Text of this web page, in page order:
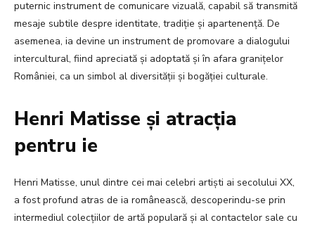
puternic instrument de comunicare vizuală, capabil să transmită
mesaje subtile despre identitate, tradiție și apartenență. De
asemenea, ia devine un instrument de promovare a dialogului
intercultural, fiind apreciată și adoptată și în afara granițelor
României, ca un simbol al diversității și bogăției culturale.
Henri Matisse și atracția
pentru ie
Henri Matisse, unul dintre cei mai celebri artiști ai secolului XX,
a fost profund atras de ia românească, descoperindu-se prin
intermediul colecțiilor de artă populară și al contactelor sale cu